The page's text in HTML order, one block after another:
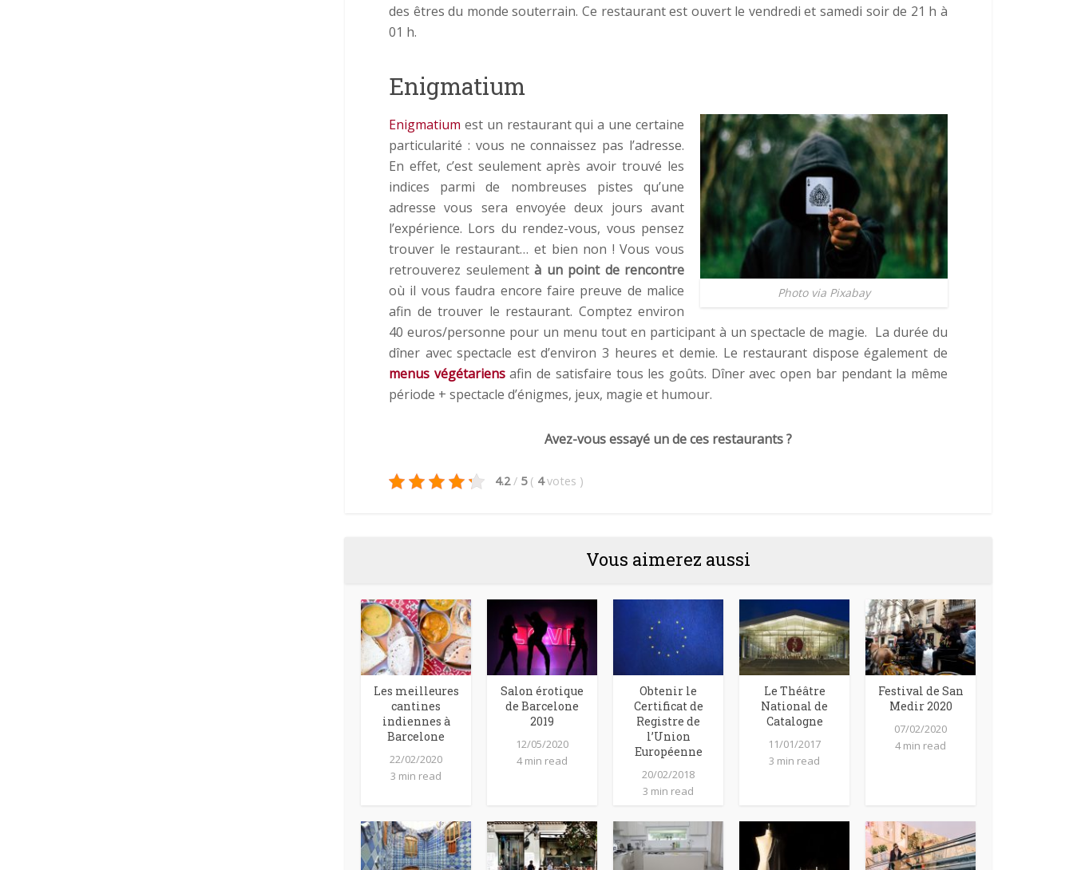
des êtres du monde souterrain. Ce restaurant est ouvert le vendredi et samedi soir de 21 h à
01 h.
Enigmatium
Photo via Pixabay
Enigmatium est un restaurant qui a une certaine
particularité : vous ne connaissez pas l’adresse.
En effet, c’est seulement après avoir trouvé les
indices parmi de nombreuses pistes qu’une
adresse vous sera envoyée deux jours avant
l’expérience. Lors du rendez-vous, vous pensez
trouver le restaurant… et bien non ! Vous vous
retrouverez seulement à un point de rencontre
où il vous faudra encore faire preuve de malice
afin de trouver le restaurant. Comptez environ
40 euros/personne pour un menu tout en participant à un spectacle de magie. La durée du
dîner avec spectacle est d’environ 3 heures et demie. Le restaurant dispose également de
menus végétariensafin de satisfaire tous les goûts. Dîner avec open bar pendant la même
période + spectacle d’énigmes, jeux, magie et humour.
Avez-vous essayé un de ces restaurants ?
4.2 / 5 ( 4 votes )
Vous aimerez aussi
Les meilleures
cantines
indiennes à
Barcelone
22/02/2020
3 min read
Salon érotique
de Barcelone
2019
12/05/2020
4 min read
Obtenir le
Certificat de
Registre de
l’Union
Européenne
20/02/2018
3 min read
Le Théâtre
National de
Catalogne
11/01/2017
3 min read
Festival de San
Medir 2020
07/02/2020
4 min read